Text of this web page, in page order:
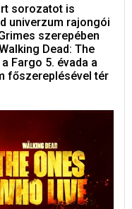
sorozatot is
univerzum rajongói
szerepében
Dead: The
Fargo 5. évada a
főszereplésével tér